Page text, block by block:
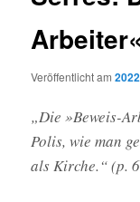
Arbeiter«
Veröffentlicht am
„Die »Beweis-
Polis, wie man
als Kirche.“ (p.